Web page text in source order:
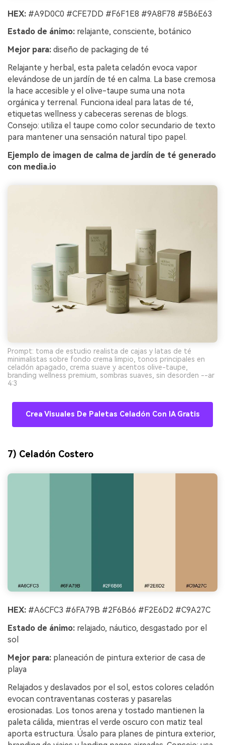
HEX: #A9D0C0 #CFE7DD #F6F1E8 #9A8F78 #5B6E63
Estado de ánimo: relajante, consciente, botánico
Mejor para: diseño de packaging de té
Relajante y herbal, esta paleta celadón evoca vapor
elevándose de un jardín de té en calma. La base cremosa
la hace accesible y el olive-taupe suma una nota
orgánica y terrenal. Funciona ideal para latas de té,
etiquetas wellness y cabeceras serenas de blogs.
Consejo: utiliza el taupe como color secundario de texto
para mantener una sensación natural tipo papel.
Ejemplo de imagen de calma de jardín de té generado
con media.io
Prompt: toma de estudio realista de cajas y latas de té
minimalistas sobre fondo crema limpio, tonos principales en
celadón apagado, crema suave y acentos olive-taupe,
branding wellness premium, sombras suaves, sin desorden --ar
4:3
Crea Visuales De Paletas Celadón Con IA Gratis
7) Celadón Costero
HEX: #A6CFC3 #6FA79B #2F6B66 #F2E6D2 #C9A27C
Estado de ánimo: relajado, náutico, desgastado por el
sol
Mejor para: planeación de pintura exterior de casa de
playa
Relajados y deslavados por el sol, estos colores celadón
evocan contraventanas costeras y pasarelas
erosionadas. Los tonos arena y tostado mantienen la
paleta cálida, mientras el verde oscuro con matiz teal
aporta estructura. Úsalo para planes de pintura exterior,